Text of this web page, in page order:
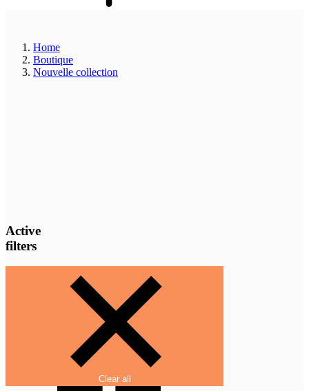
Home
Boutique
Nouvelle collection
Active
filters
Clear all